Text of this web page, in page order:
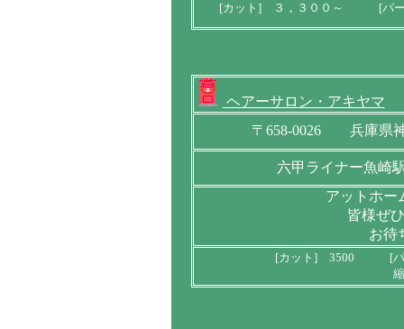
[カット] ３，３００～ [パ
ヘアーサロン・アキヤマ
〒658-0026 兵庫県神
六甲ライナー魚崎
アットホー
皆様ぜ
お待
[カット] 3500 [パ